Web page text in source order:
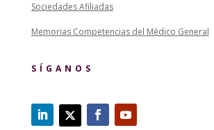
Sociedades Afiliadas
Memorias Competencias del Médico General
SÍGANOS